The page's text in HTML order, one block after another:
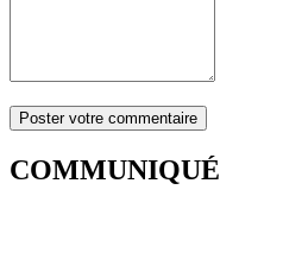
COMMUNIQUÉ